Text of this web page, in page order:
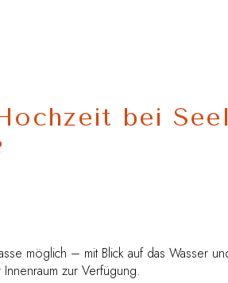
bei
möglich – mit Blick auf das Wasser
zur Verfügung.